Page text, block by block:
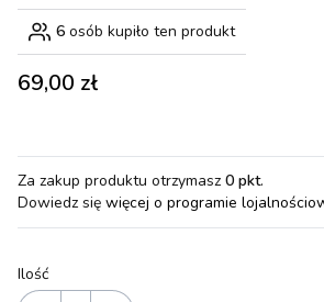
6 osób kupiło ten produkt
Cena
69,00 zł
Za zakup produktu otrzymasz 0 pkt.
Dowiedz się więcej o programie
Ilość